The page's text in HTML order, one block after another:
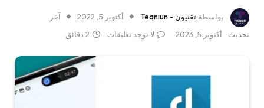
بواسطة تقنيون - Teqniun أكتوبر 5, 2022
آخر
تحديث:
أكتوبر 5, 2023 لا توجد تعليقات 2 دقائق